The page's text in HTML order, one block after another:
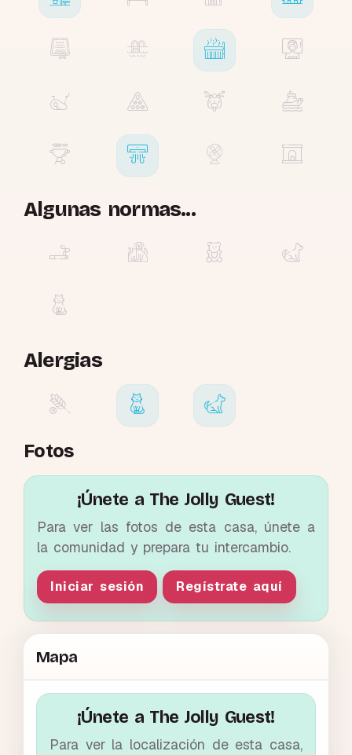
Algunas normas...
Alergias
Fotos
¡Únete a The Jolly Guest!
Para ver las fotos de esta casa, únete a
la comunidad y prepara tu intercambio.
Iniciar sesión Regístrate aquí
Mapa
¡Únete a The Jolly Guest!
Para ver la localización de esta casa,